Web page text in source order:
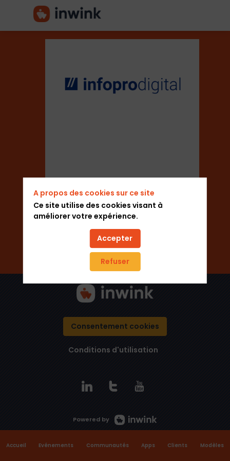
Digital
Organisateur de salons
Ajouter aux favoris
Envoyer un message
Consentement cookies
Conditions d'utilisation
Powered by
Accueil Evénements Communautés Apps Clients Modèles
A propos des cookies sur ce site
Ce site utilise des cookies visant à
améliorer votre expérience.
Accepter
Refuser